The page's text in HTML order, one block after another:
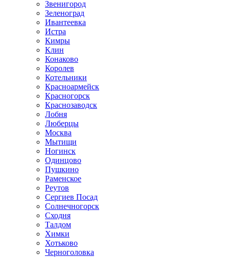
Звенигород
Зеленоград
Ивантеевка
Истра
Кимры
Клин
Конаково
Королев
Котельники
Красноармейск
Красногорск
Краснозаводск
Лобня
Люберцы
Москва
Мытищи
Ногинск
Одинцово
Пушкино
Раменское
Реутов
Сергиев Посад
Солнечногорск
Сходня
Талдом
Химки
Хотьково
Черноголовка